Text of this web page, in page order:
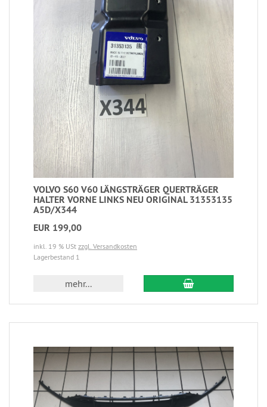
VOLVO S60 V60 LÄNGSTRÄGER QUERTRÄGER
HALTER VORNE LINKS NEU ORIGINAL 31353135
A5D/X344
EUR 199,00
inkl. 19 % USt zzgl. Versandkosten
Lagerbestand 1
mehr...